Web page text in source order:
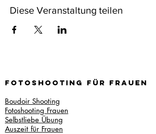
Diese Veranstaltung teilen
Fotoshooting für frauen
Boudoir Shooting
Fotoshooting Frauen
Selbstliebe Übung
Auszeit für Frauen